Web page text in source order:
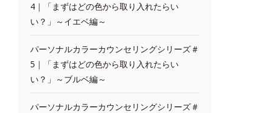
4｜「まずはどの色から取り入れたらい
い？」～イエベ編～
パーソナルカラーカウンセリングシリーズ＃
5｜「まずはどの色から取り入れたらい
い？」～ブルベ編～
パーソナルカラーカウンセリングシリーズ＃